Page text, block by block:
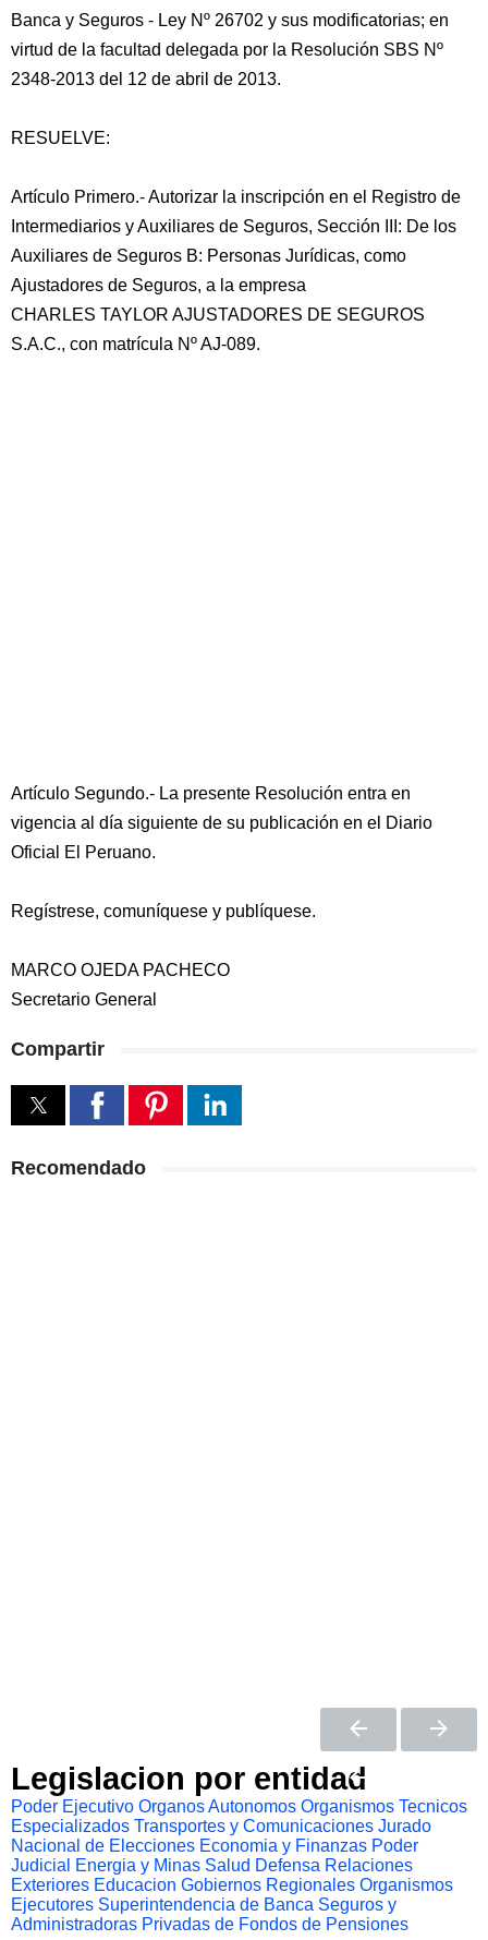
Banca y Seguros - Ley Nº 26702 y sus modificatorias; en
virtud de la facultad delegada por la Resolución SBS Nº
2348-2013 del 12 de abril de 2013.
RESUELVE:
Artículo Primero.- Autorizar la inscripción en el Registro de
Intermediarios y Auxiliares de Seguros, Sección III: De los
Auxiliares de Seguros B: Personas Jurídicas, como
Ajustadores de Seguros, a la empresa
CHARLES TAYLOR AJUSTADORES DE SEGUROS
S.A.C., con matrícula Nº AJ-089.
Artículo Segundo.- La presente Resolución entra en
vigencia al día siguiente de su publicación en el Diario
Oficial El Peruano.
Regístrese, comuníquese y publíquese.
MARCO OJEDA PACHECO
Secretario General
Compartir
Recomendado
Legislacion por entidad
Poder Ejecutivo Organos Autonomos Organismos Tecnicos
Especializados Transportes y Comunicaciones Jurado
Nacional de Elecciones Economia y Finanzas Poder
Judicial
Energia y Minas Salud Defensa Relaciones
Exteriores Educacion Gobiernos Regionales Organismos
Ejecutores Superintendencia de Banca Seguros y
Administradoras Privadas de Fondos de Pensiones